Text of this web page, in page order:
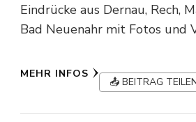
Eindrücke aus Dernau, Rech,
Bad Neuenahr mit Fotos und
MEHR INFOS
📤 BEITRAG